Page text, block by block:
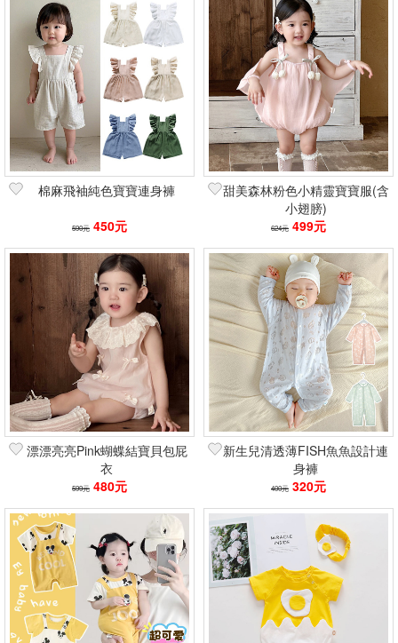
棉麻飛袖純色寶寶連身褲
590元 450元
甜美森林粉色小精靈寶寶服(含
小翅膀)
624元 499元
漂漂亮亮Pink蝴蝶結寶貝包屁
衣
599元 480元
新生兒清透薄FISH魚魚設計連
身褲
400元 320元